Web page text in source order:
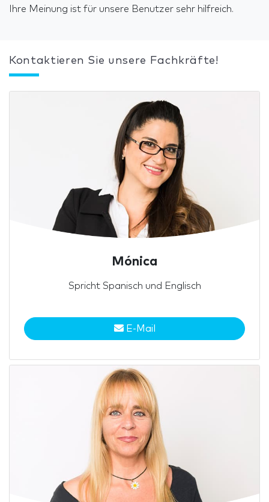
Ihre Meinung ist für unsere Benutzer sehr hilfreich.
Kontaktieren Sie unsere Fachkräfte!
Mónica
Spricht Spanisch und Englisch
E-Mail